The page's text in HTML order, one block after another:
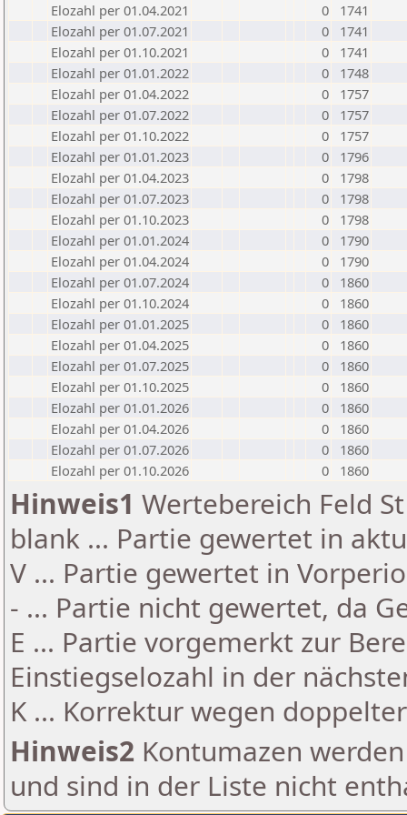
Elozahl per 01.04.2021 0
1741
Elozahl per 01.07.2021
0
1741
Elozahl per 01.10.2021
0
1741
Elozahl per 01.01.2022
0
1748
Elozahl per 01.04.2022
0
1757
Elozahl per 01.07.2022
0
1757
Elozahl per 01.10.2022
0
1757
Elozahl per 01.01.2023
0
1796
Elozahl per 01.04.2023
0
1798
Elozahl per 01.07.2023
0
1798
Elozahl per 01.10.2023
0
1798
Elozahl per 01.01.2024
0
1790
Elozahl per 01.04.2024
0
1790
Elozahl per 01.07.2024
0
1860
Elozahl per 01.10.2024
0
1860
Elozahl per 01.01.2025
0
1860
Elozahl per 01.04.2025
0
1860
Elozahl per 01.07.2025
0
1860
Elozahl per 01.10.2025
0
1860
Elozahl per 01.01.2026
0
1860
Elozahl per 01.04.2026
0
1860
Elozahl per 01.07.2026
0
1860
Elozahl per 01.10.2026
0 1860
Hinweis1 Wertebereich Feld
blank ... Partie gewertet in
V ... Partie gewertet in
- ... Partie nicht gewertet, da
E ... Partie vorgemerkt zur
Einstiegselozahl in der
K ... Korrektur wegen
Hinweis2 Kontumazen
und sind in der Liste nicht